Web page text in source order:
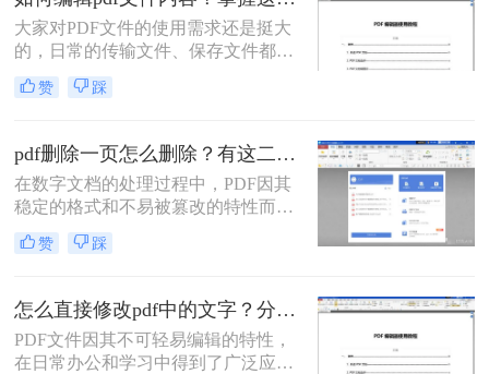
的PDF文件编辑方法，帮助大家轻松
应对各种编辑需求。
大家对PDF文件的使用需求还是挺大
的，日常的传输文件、保存文件都会
使用到它。很多时候我们在浏览文件
时会发现文件中出现一些错误，或者
PDF文件无法编辑。今天教大家两种
可以轻松实现如何编辑pdf文件内容的
方法，一起来学习吧！
赞 踩
pdf删除一页怎么删除？有这二种方法可以快速删除！
在数字文档的处理过程中，PDF因其
稳定的格式和不易被篡改的特性而广
受欢迎。然而，有时候我们需要对
PDF文件进行编辑，比如删除其中不
除一页怎么删除，帮助您更好地管理
PDF文件。
赞 踩
怎么直接修改pdf中的文字？分享四个简单的修改方法~！
PDF文件因其不可轻易编辑的特性，
在日常办公和学习中得到了广泛应